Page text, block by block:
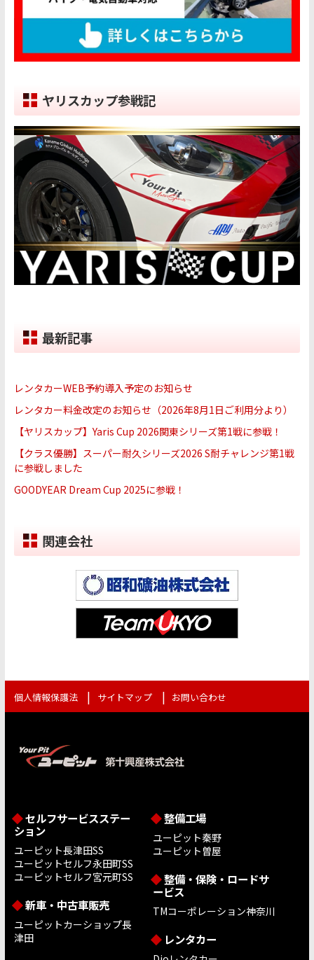
ヤリスカップ参戦記
最新記事
レンタカーWEB予約導入予定のお知らせ
レンタカー料金改定のお知らせ（2026年8月1日ご利用分より）
【ヤリスカップ】Yaris Cup 2026関東シリーズ第1戦に参戦！
【クラス優勝】スーパー耐久シリーズ2026 S耐チャレンジ第1戦
に参戦しました
GOODYEAR Dream Cup 2025に参戦！
関連会社
個人情報保護法 サイトマップ お問い合わせ
セルフサービスステー
ション
ユーピット長津田SS
ユーピットセルフ永田町SS
ユーピットセルフ宮元町SS
新車・中古車販売
ユーピットカーショップ長
津田
整備工場
ユーピット秦野
ユーピット曽屋
整備・保険・ロードサ
ービス
TMコーポレーション神奈川
レンタカー